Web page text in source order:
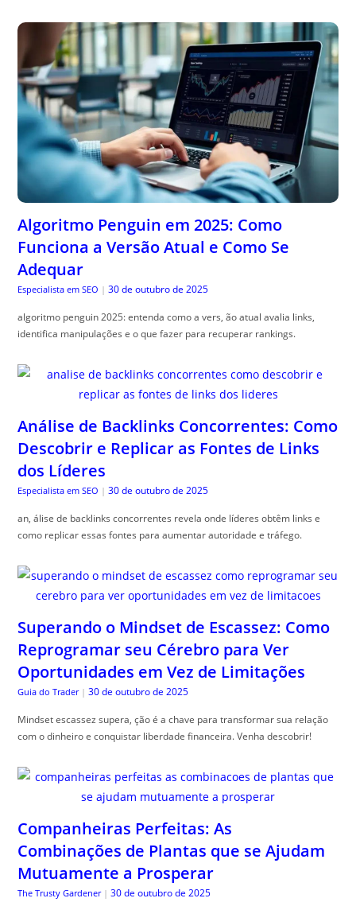
Algoritmo Penguin em 2025: Como
Funciona a Versão Atual e Como Se
Adequar
Especialista em SEO | 30 de outubro de 2025
algoritmo penguin 2025: entenda como a vers, ão atual avalia links,
identifica manipulações e o que fazer para recuperar rankings.
Análise de Backlinks Concorrentes: Como
Descobrir e Replicar as Fontes de Links
dos Líderes
Especialista em SEO | 30 de outubro de 2025
an, álise de backlinks concorrentes revela onde líderes obtêm links e
como replicar essas fontes para aumentar autoridade e tráfego.
Superando o Mindset de Escassez: Como
Reprogramar seu Cérebro para Ver
Oportunidades em Vez de Limitações
Guia do Trader | 30 de outubro de 2025
Mindset escassez supera, ção é a chave para transformar sua relação
com o dinheiro e conquistar liberdade financeira. Venha descobrir!
Companheiras Perfeitas: As
Combinações de Plantas que se Ajudam
Mutuamente a Prosperar
The Trusty Gardener | 30 de outubro de 2025